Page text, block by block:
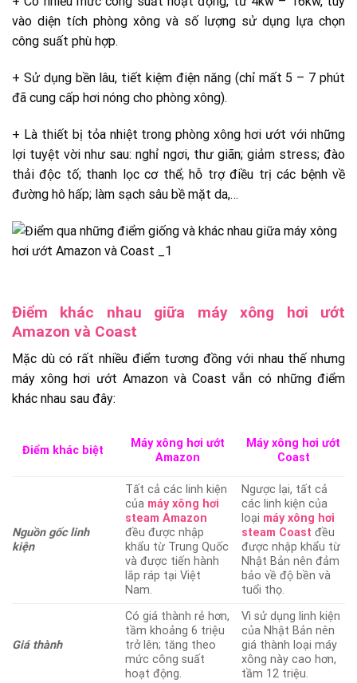
vào diện tích phòng xông và số lượng sử dụng lựa chọn
công suất phù hợp.
+ Sử dụng bền lâu, tiết kiệm điện năng (chỉ mất 5 – 7 phút
đã cung cấp hơi nóng cho phòng xông).
+ Là thiết bị tỏa nhiệt trong phòng xông hơi ướt với những
lợi tuyệt vời như sau: nghỉ ngơi, thư giãn; giảm stress; đào
thải độc tố; thanh lọc cơ thể; hỗ trợ điều trị các bệnh về
đường hô hấp; làm sạch sâu bề mặt da,…
Điểm khác nhau giữa máy xông hơi ướt
Amazon và Coast
Mặc dù có rất nhiều điểm tương đồng với nhau thế nhưng
máy xông hơi ướt Amazon và Coast vẫn có những điểm
khác nhau sau đây:
Điểm khác biệt
Máy xông hơi ướt
Amazon
Máy xông hơi ướt
Coast
Nguồn gốc linh
kiện
Tất cả các linh kiện
của máy xông hơi
steam Amazon
đều được nhập
khẩu từ Trung Quốc
và được tiến hành
lắp ráp tại Việt
Nam.
Ngược lại, tất cả
các linh kiện của
loại máy xông hơi
steam Coast đều
được nhập khẩu từ
Nhật Bản nên đảm
bảo về độ bền và
tuổi thọ.
Giá thành
Có giá thành rẻ hơn,
tầm khoảng 6 triệu
trở lên; tăng theo
mức công suất
hoạt động.
Vì sử dụng linh kiện
của Nhật Bản nên
giá thành loại máy
xông này cao hơn,
tầm 12 triệu.